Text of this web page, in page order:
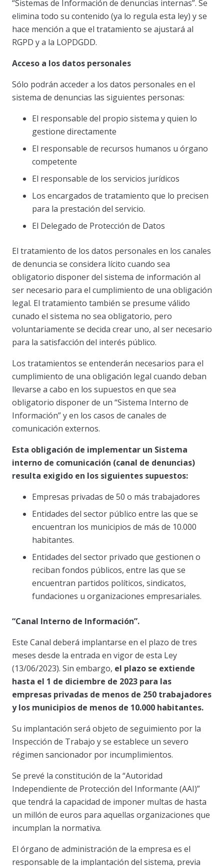
“Sistemas de Información de denuncias internas”. Se
elimina todo su contenido (ya lo regula esta ley) y se
hace mención a que el tratamiento se ajustará al
RGPD y a la LOPDGDD.
Acceso a los datos personales
Sólo podrán acceder a los datos personales en el
sistema de denuncias las siguientes personas:
El responsable del propio sistema y quien lo
gestione directamente
El responsable de recursos humanos u órgano
competente
El responsable de los servicios jurídicos
Los encargados de tratamiento que lo precisen
para la prestación del servicio.
El Delegado de Protección de Datos
El tratamiento de los datos personales en los canales
de denuncia se considera lícito cuando sea
obligatorio disponer del sistema de información al
ser necesario para el cumplimiento de una obligación
legal. El tratamiento también se presume válido
cunado el sistema no sea obligatorio, pero
voluntariamente se decida crear uno, al ser necesario
para la satisfacción del interés público.
Los tratamientos se entenderán necesarios para el
cumplimiento de una obligación legal cuando deban
llevarse a cabo en los supuestos en que sea
obligatorio disponer de un “Sistema Interno de
Información” y en los casos de canales de
comunicación externos.
Esta obligación de implementar un Sistema
interno de comunicación (canal de denuncias)
resulta exigido en los siguientes supuestos:
Empresas privadas de 50 o más trabajadores
Entidades del sector público entre las que se
encuentran los municipios de más de 10.000
habitantes.
Entidades del sector privado que gestionen o
reciban fondos públicos, entre las que se
encuentran partidos políticos, sindicatos,
fundaciones u organizaciones empresariales.
“Canal Interno de Información”.
Este Canal deberá implantarse en el plazo de tres
meses desde la entrada en vigor de esta Ley
(13/06/2023). Sin embargo, el plazo se extiende
hasta el 1 de diciembre de 2023 para las
empresas privadas de menos de 250 trabajadores
y los municipios de menos de 10.000 habitantes.
Su implantación será objeto de seguimiento por la
Inspección de Trabajo y se establece un severo
régimen sancionador por incumplimientos.
Se prevé la constitución de la “Autoridad
Independiente de Protección del Informante (AAI)”
que tendrá la capacidad de imponer multas de hasta
un millón de euros para aquellas organizaciones que
incumplan la normativa.
El órgano de administración de la empresa es el
responsable de la implantación del sistema, previa